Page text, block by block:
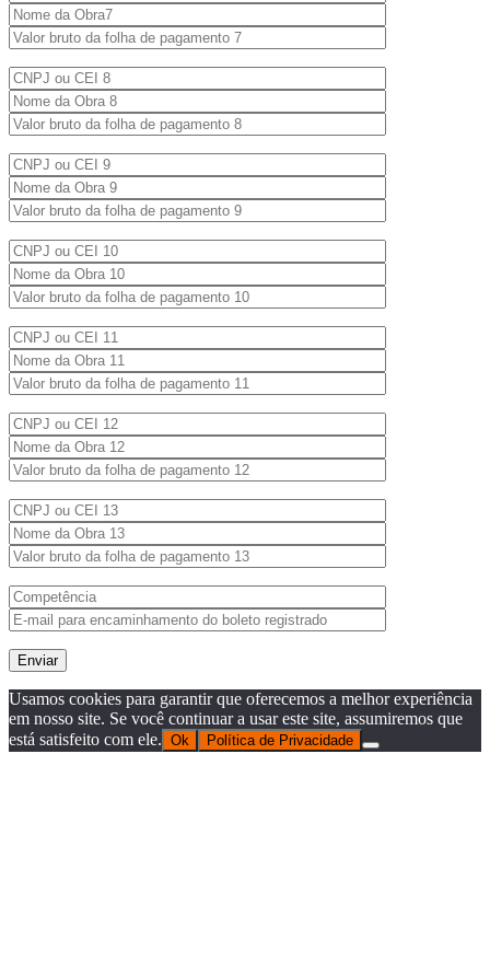
Usamos cookies para garantir que oferecemos a melhor experiência
em nosso site. Se você continuar a usar este site, assumiremos que
está satisfeito com ele. Ok Política de Privacidade